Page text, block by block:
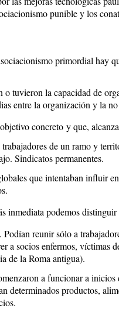
punible y los
primordial hay
tuvieron la capacidad de
entre la organización y la
concreto y que,
de un ramo y
Sindicatos permanentes.
que intentaban influir
inmediata podemos
. Podían reunir sólo a
a socios enfermos, víctimas
de la Roma antigua).
a funcionar a
determinados productos,